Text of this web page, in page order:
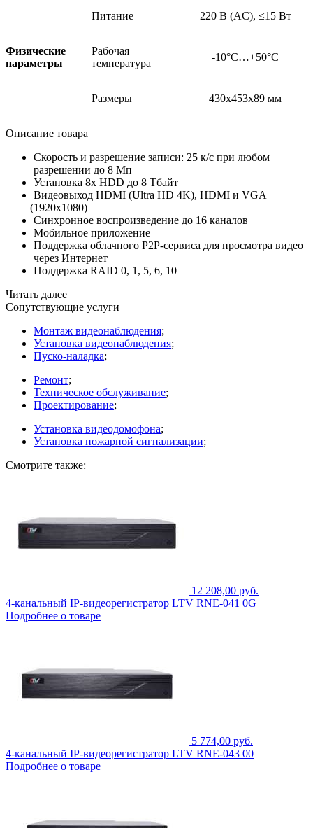
Физические
параметры
Питание 220 В (AС), ≤15 Вт
Рабочая
температура
-10°C…+50°C
Размеры 430x453x89 мм
Описание товара
Скорость и разрешение записи: 25 к/с при любом
разрешении до 8 Мп
Установка 8х HDD до 8 Тбайт
Видеовыход HDMI (Ultra HD 4K), HDMI и VGA
(1920х1080)
Синхронное воспроизведение до 16 каналов
Мобильное приложение
Поддержка облачного P2P-сервиса для просмотра видео
через Интернет
Поддержка RAID 0, 1, 5, 6, 10
Читать далее
Сопутствующие услуги
Монтаж видеонаблюдения;
Установка видеонаблюдения;
Пуско-наладка;
Ремонт;
Техническое обслуживание;
Проектирование;
Установка видеодомофона;
Установка пожарной сигнализации;
Смотрите также:
12 208,00 руб.
4-канальный IP-видеорегистратор LTV RNE-041 0G
Подробнее о товаре
5 774,00 руб.
4-канальный IP-видеорегистратор LTV RNE-043 00
Подробнее о товаре